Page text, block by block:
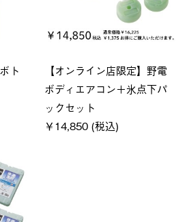
ト
【オンライン店限定】野電
ボディエアコン＋氷点下パ
ックセット
￥14,850 (税込)